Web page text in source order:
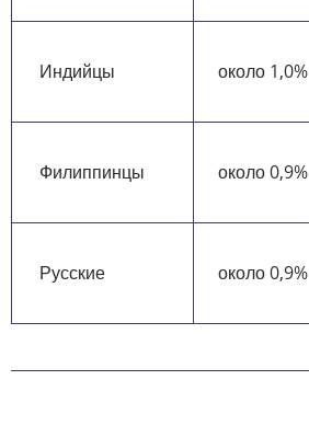
Индийцы около 1,0%
Филиппинцы около 0,9%
Русские около 0,9%